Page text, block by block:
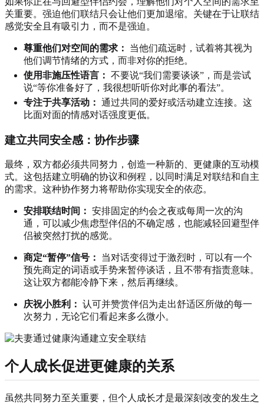
关重要。强迫他们联结只会让他们更加退缩。关键在于让联结
感觉安全且有吸引力，而不是强迫。
尊重他们对空间的需求：
当他们疏远时，试着将其视为
他们调节情绪的方式，而非对你的拒绝。
使用非施压性语言： 不要说“我们需要谈谈”，而是尝试
说“等你准备好了，我很想听听你对此事的看法”。
专注于共享活动： 通过共同的爱好或活动建立连接。这
比面对面的情感对话强度更低。
建立共同安全感：协作步骤
最终，双方都必须共同努力，创造一种新的、更健康的互动模
式。这包括建立明确的协议和例程，以同时满足对联结和自主
的需求。这种协作努力将帮助你实现安全的依恋。
安排联结时间： 安排固定的约会之夜或每周一次的沟
通，可以减少焦虑型伴侣的不确定感，也能减轻回避型伴
侣被突然打扰的感觉。
商定“暂停”信号：
当对话变得过于激烈时，可以有一个
预先商定的词语或手势来暂停谈话，且不带有指责意味。
这让双方都能冷静下来，然后再继续。
庆祝小胜利： 认可并赞赏伴侣为走出舒适区所做的每一
次努力，无论它们看起来多么微小。
个人成长促进更健康的关系
虽然共同努力至关重要，但个人成长才是最深刻改变的发生之